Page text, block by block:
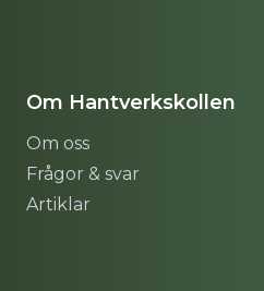
Om Hantverkskollen
Om oss
Frågor & svar
Artiklar